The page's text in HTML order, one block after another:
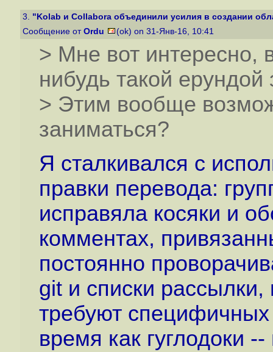
3. "Kolab и Collabora объединили усилия в создании
Сообщение от Ordu (ok) on 31-Янв-16, 10:41
> Мне вот интересно,
нибудь такой
> Этим вообще
заниматься?
Я сталкивался с
правки перевода:
исправяла косяки и
комментах,
постоянно
git и списки
требуют специфичных
время как гуглодоки --